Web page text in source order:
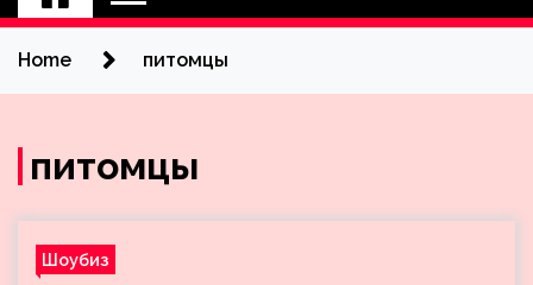
Home питомцы
питомцы
Шоубиз